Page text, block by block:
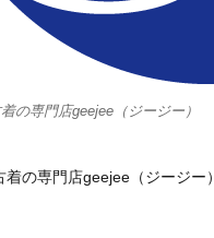
の専門店geejee（ジージー）
着の専門店geejee（ジージー）